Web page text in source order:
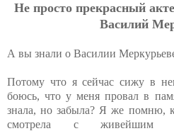
Не просто прекрасный
Василий
А вы знали о Василии
Потому что я сейчас сижу в
боюсь, что у меня провал в
знала, но забыла? Я же помню,
смотрела с живейшим